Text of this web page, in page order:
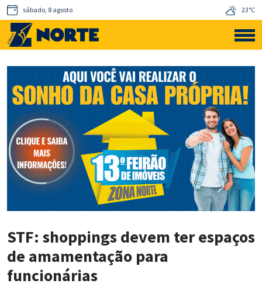
sábado, 8 agosto 23°C
STF: shoppings devem ter espaços
de amamentação para
funcionárias